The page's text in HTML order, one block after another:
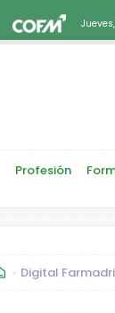
Profesión
Digital